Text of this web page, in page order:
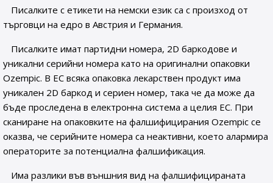
Писалките с етикети на немски език са с произход от
търговци на едро в Австрия и Германия.
Писалките имат партидни номера, 2D баркодове и
уникални серийни номера като на оригинални опаковки
Ozempic. В ЕС всяка опаковка лекарствен продукт има
уникален 2D баркод и сериен номер, така че да може да
бъде проследена в електронна система а целия ЕС. При
сканиране на опаковките на фалшифицирания Ozempic се
оказва, че серийните номера са неактивни, което алармира
операторите за потенциална фалшификация.
Има разлики във външния вид на фалшифицираната